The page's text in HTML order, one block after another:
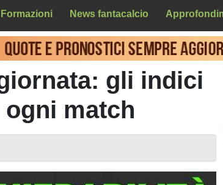
News fantacalcio
gli indici
match